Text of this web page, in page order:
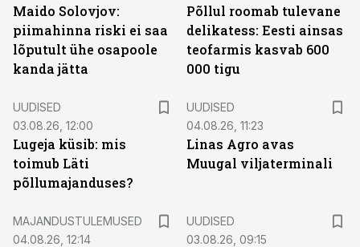
Maido Solovjov:
piimahinna riski ei saa
lõputult ühe osapoole
kanda jätta
Põllul roomab tulevane
delikatess: Eesti ainsas
teofarmis kasvab 600
000 tigu
UUDISED
03.08.26, 12:00
Lugeja küsib: mis
toimub Läti
põllumajanduses?
UUDISED
04.08.26, 11:23
Linas Agro avas
Muugal viljaterminali
MAJANDUSTULEMUSED
04.08.26, 12:14
UUDISED
03.08.26, 09:15